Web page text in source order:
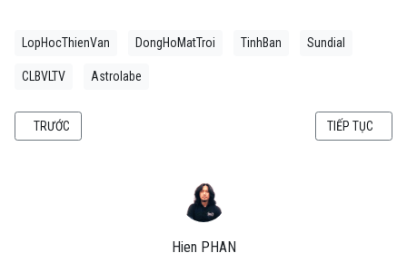
Hien PHAN
LopHocThienVan DongHoMatTroi TinhBan Sundial
CLBVLTV Astrolabe
BÀI VIẾT TRƯỚC: HÀNH TRÌNH "SĂN NGUYỆT THỰC 2025": MỘT ĐÊM
TRƯỚC BÀI VIẾT KẾ
TIẾP TỤC